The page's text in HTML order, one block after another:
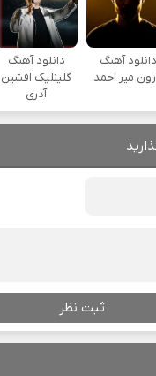
دانلود آهنگ
میر احمد
دانلود آهنگ
گلینلیک افشین
آذری
ثبت نظر